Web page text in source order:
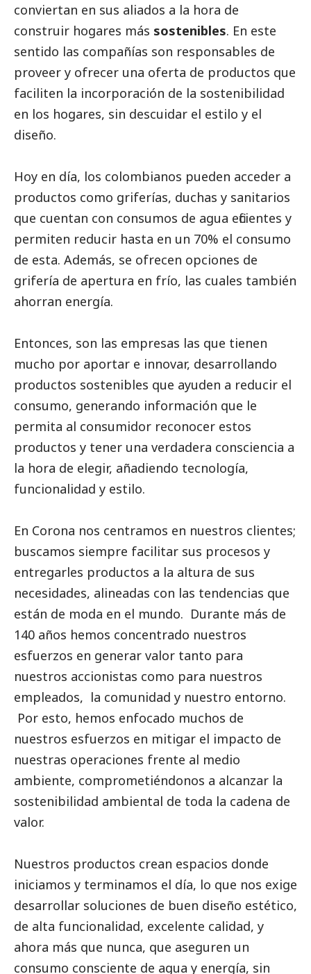
conviertan en sus aliados a la hora de
construir hogares más sostenibles. En este
sentido las compañías son responsables de
proveer y ofrecer una oferta de productos que
faciliten la incorporación de la sostenibilidad
en los hogares, sin descuidar el estilo y el
diseño.
Hoy en día, los colombianos pueden acceder a
productos como griferías, duchas y sanitarios
que cuentan con consumos de agua eficientes y
permiten reducir hasta en un 70% el consumo
de esta. Además, se ofrecen opciones de
grifería de apertura en frío, las cuales también
ahorran energía.
Entonces, son las empresas las que tienen
mucho por aportar e innovar, desarrollando
productos sostenibles que ayuden a reducir el
consumo, generando información que le
permita al consumidor reconocer estos
productos y tener una verdadera consciencia a
la hora de elegir, añadiendo tecnología,
funcionalidad y estilo.
En Corona nos centramos en nuestros clientes;
buscamos siempre facilitar sus procesos y
entregarles productos a la altura de sus
necesidades, alineadas con las tendencias que
están de moda en el mundo. Durante más de
140 años hemos concentrado nuestros
esfuerzos en generar valor tanto para
nuestros accionistas como para nuestros
empleados, la comunidad y nuestro entorno.
Por esto, hemos enfocado muchos de
nuestros esfuerzos en mitigar el impacto de
nuestras operaciones frente al medio
ambiente, comprometiéndonos a alcanzar la
sostenibilidad ambiental de toda la cadena de
valor.
Nuestros productos crean espacios donde
iniciamos y terminamos el día, lo que nos exige
desarrollar soluciones de buen diseño estético,
de alta funcionalidad, excelente calidad, y
ahora más que nunca, que aseguren un
consumo consciente de agua y energía, sin